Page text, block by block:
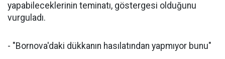
yapabileceklerinin teminatı, göstergesi olduğunu
vurguladı.
- "Bornova'daki dükkanın hasılatından yapmıyor bunu"